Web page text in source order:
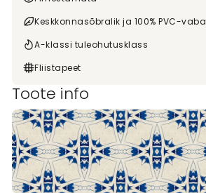
Keskkonnasõbralik ja 100% PVC-vaba
A-klassi tuleohutusklass
Fliistapeet
Toote info